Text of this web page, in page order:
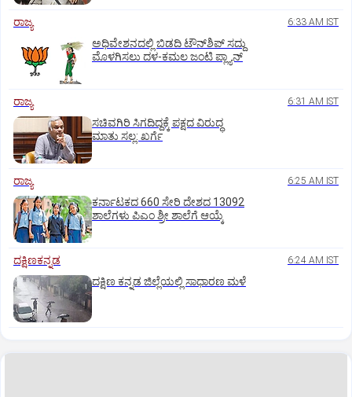
ರಾಜ್ಯ 6:33 AM IST
ಅಧಿವೇಶನದಲ್ಲಿ ಬಿಡದಿ ಟೌನ್‌ಶಿಪ್‌ ಸದ್ದು
ಮೊಳಗಿಸಲು ದಳ-ಕಮಲ ಜಂಟಿ ಪ್ಲ್ಯಾನ್‌
ರಾಜ್ಯ 6:31 AM IST
ಸಚಿವಗಿರಿ ಸಿಗದಿದ್ದಕ್ಕೆ ಪಕ್ಷದ ವಿರುದ್ಧ
ಮಾತು ಸಲ್ಲ: ಖರ್ಗೆ
ರಾಜ್ಯ 6:25 AM IST
ಕರ್ನಾಟಕದ 660 ಸೇರಿ ದೇಶದ 13092
ಶಾಲೆಗಳು ಪಿಎಂ ಶ್ರೀ ಶಾಲೆಗೆ ಆಯ್ಕೆ
ದಕ್ಷಿಣಕನ್ನಡ 6:24 AM IST
ದಕ್ಷಿಣ ಕನ್ನಡ ಜಿಲ್ಲೆಯಲ್ಲಿ ಸಾಧಾರಣ ಮಳೆ